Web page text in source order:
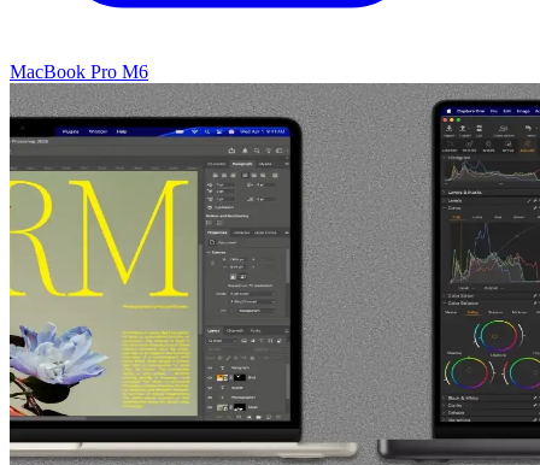
MacBook Pro M6